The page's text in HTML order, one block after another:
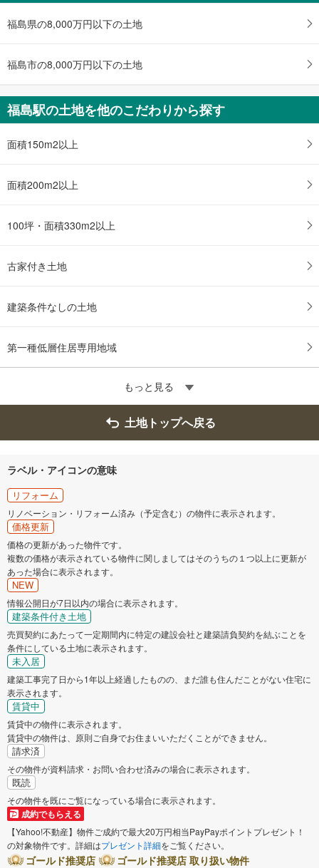
6,480万円
3LDK
土地面積 217.09m
福島県の8,000万円以下の土地
福島市の8,000万円以下の土地
福島駅の土地を他のこだわりから探す
面積150m2以上
面積200m2以上
100坪・面積330m2以上
古家付き土地
建築条件なしの土地
第一種低層住居専用地域
もっと見る
土地トップへ戻る
ラベル・アイコンの意味
リフォーム
リノベーション・リフォーム済み（予定含む）の物件に表示されます。
価格更新
価格の更新があった物件です。
複数の価格が表示されている物件に関しましてはそのうちの１つ以上に更新が
あった場合に表示されます。
NEW
情報公開日が7日以内の場合に表示されます。
建築条件付き土地
売買契約にあたって一定期間内に特定の建設会社と建築請負契約を結ぶことを
条件にしている土地に表示されます。
未入居
建築工事完了日から1年以上経過したものの、まだ誰も住んだことがない住宅に
表示されます。
賃貸中
賃貸中の物件に表示されます。
賃貸中の物件は、原則ご自身でお住まいいただくことができません。
請求済
その物件が資料請求・お問い合わせ済みの場合に表示されます。
既読
その物件を既にご覧になっている場合に表示されます。
成約でもらえる
【Yahoo!不動産】物件ご成約で最大20万円相当PayPayポイントプレゼント！
の対象物件です。詳細はプレゼント詳細をご覧ください。
ゴールド推奨店
ゴールド推奨店 取り扱い物件